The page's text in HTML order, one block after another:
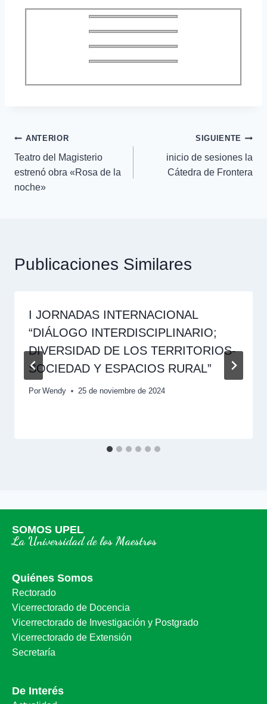
ANTERIOR
Teatro del Magisterio
estrenó obra «Rosa de la
noche»
SIGUIENTE
inicio de sesiones la
Cátedra de Frontera
Publicaciones Similares
I JORNADAS INTERNACIONAL
“DIÁLOGO INTERDISCIPLINARIO;
DIVERSIDAD DE LOS TERRITORIOS-
SOCIEDAD Y ESPACIOS RURAL”
Por Wendy 25 de noviembre de 2024
SOMOS UPEL
La Universidad de los Maestros
Quiénes Somos
Rectorado
Vicerrectorado de Docencia
Vicerrectorado de Investigación y Postgrado
Vicerrectorado de Extensión
Secretaría
De Interés